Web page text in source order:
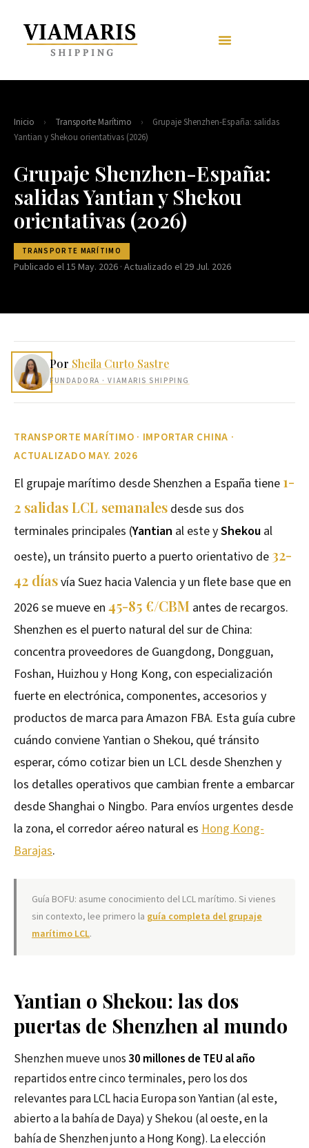
Inicio › Transporte Marítimo ›
Grupaje Shenzhen-España: salidas
Yantian y Shekou orientativas (2026)
Grupaje Shenzhen-España:
salidas Yantian y Shekou
orientativas (2026)
TRANSPORTE MARÍTIMO
Publicado el 15 May. 2026 · Actualizado el 29 Jul. 2026
Por Sheila Curto Sastre
FUNDADORA · VIAMARIS SHIPPING
TRANSPORTE MARÍTIMO · IMPORTAR CHINA ·
ACTUALIZADO MAY. 2026
El grupaje marítimo desde Shenzhen a España tiene 1-
2 salidas LCL semanales desde sus dos
terminales principales (Yantian al este yShekou al
oeste), un tránsito puerto a puerto orientativo de 32-
42 díasvía Suez hacia Valencia y un flete base que en
2026 se mueve en 45-85 €/CBM antes de recargos.
Shenzhen es el puerto natural del sur de China:
concentra proveedores de Guangdong, Dongguan,
Foshan, Huizhou y Hong Kong, con especialización
fuerte en electrónica, componentes, accesorios y
productos de marca para Amazon FBA. Esta guía cubre
cuándo conviene Yantian o Shekou, qué tránsito
esperar, cómo cotizar bien un LCL desde Shenzhen y
los detalles operativos que cambian frente a embarcar
desde Shanghai o Ningbo. Para envíos urgentes desde
la zona, el corredor aéreo natural es Hong Kong-
Barajas.
Guía BOFU: asume conocimiento del LCL marítimo. Si vienes
sin contexto, lee primero la guía completa del grupaje
marítimo LCL.
Yantian o Shekou: las dos
puertas de Shenzhen al mundo
Shenzhen mueve unos30 millones de TEU al año
repartidos entre cinco terminales, pero los dos
relevantes para LCL hacia Europa son Yantian (al este,
abierto a la bahía de Daya) y Shekou (al oeste, en la
bahía de Shenzhen junto a Hong Kong). La elección